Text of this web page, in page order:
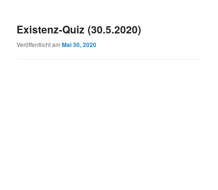
Existenz-Quiz (30.5.2020)
Veröffentlicht amMai 30, 2020